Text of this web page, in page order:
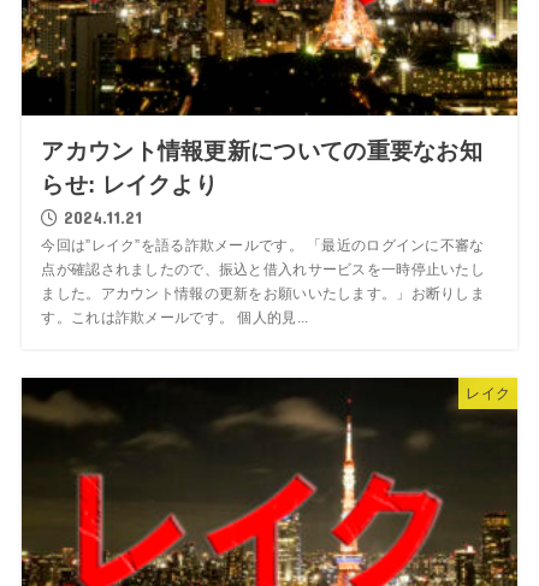
アカウント情報更新についての重要なお知
らせ: レイクより
2024.11.21
今回は”レイク”を語る詐欺メールです。 「最近のログインに不審な
点が確認されましたので、振込と借入れサービスを一時停止いたし
ました。アカウント情報の更新をお願いいたします。」お断りしま
す。これは詐欺メールです。 個人的見...
レイク